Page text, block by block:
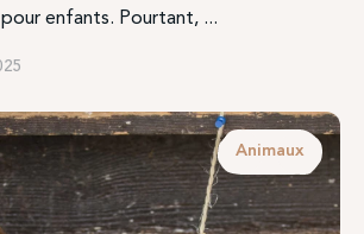
enfants. Pourtant, ...
Animaux